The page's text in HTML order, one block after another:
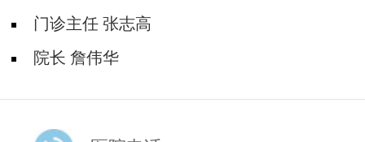
门诊主任 张志高
院长 詹伟华